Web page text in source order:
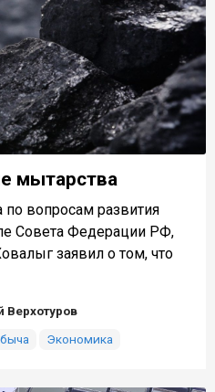
мытарства
по вопросам развития
Совета Федерации РФ,
заявил о том, что
Верхотуров
Экономика